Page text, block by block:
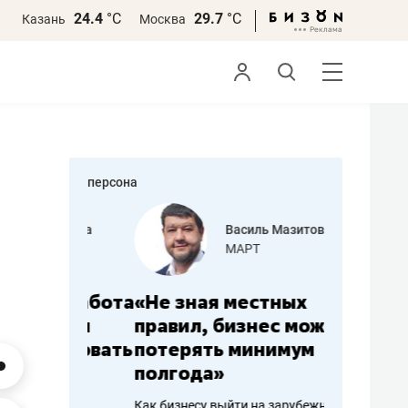
Казань 24.4 °С Москва 29.7 °С
персона
Василь Мазитов
МАРТ
«Не зная местных
правил, бизнес может
потерять минимум
полгода»